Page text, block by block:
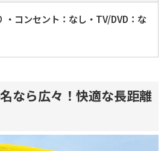
・コンセント：なし・TV/DVD：な
なら広々！快適な長距離